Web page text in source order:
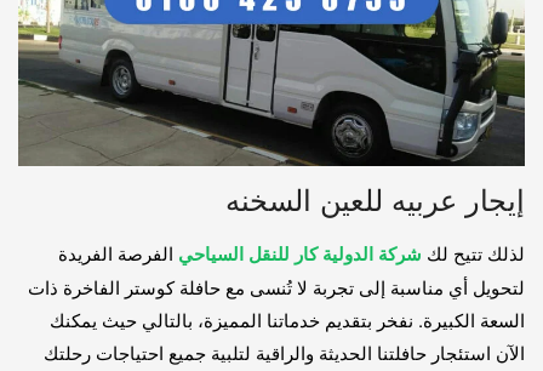
إيجار عربيه للعين السخنه
لذلك تتيح لك شركة الدولية كار للنقل السياحي الفرصة الفريدة
لتحويل أي مناسبة إلى تجربة لا تُنسى مع حافلة كوستر الفاخرة ذات
السعة الكبيرة. نفخر بتقديم خدماتنا المميزة، بالتالي حيث يمكنك
الآن استئجار حافلتنا الحديثة والراقية لتلبية جميع احتياجات رحلتك